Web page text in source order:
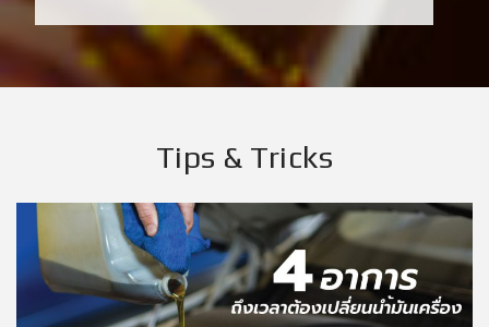
Tips & Tricks